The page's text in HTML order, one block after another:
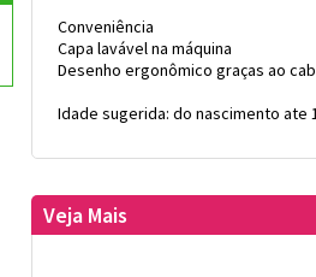
Conveniência
Capa lavável na máquina
Desenho ergonômico graças ao
Idade sugerida: do nascimento ate
Veja Mais